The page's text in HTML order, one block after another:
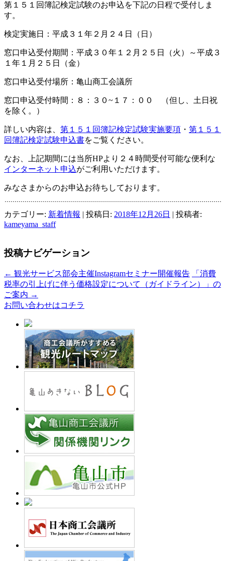
第１５１回簿記検定試験のお申込を下記の日程で受付しま
す。
検定実施日：平成３１年２月２４日（日）
窓口申込受付期間：平成３０年１２月２５日（火）～平成３
１年１月２５日（金）
窓口申込受付場所：亀山商工会議所
窓口申込受付時間：８：３０~１７：００ （但し、土日祝
を除く。）
詳しい内容は、 第１５１回簿記検定試験実施要項 ・ 第１５１
回簿記検定試験申込書をご覧ください。
なお、上記期間には当所HPより２４時間受付可能な便利な
インターネット申込がご利用いただけます。
みなさまからのお申込お待ちしております。
カテゴリー: 新着情報 | 投稿日: 2018年12月26日 | 投稿者:
kameyama_staff
投稿ナビゲーション
← 観光サービス部会主催Instagramセミナー開催報告
「消費
税率の引上げに伴う価格設定について（ガイドライン）」の
ご案内 →
お問い合わせはコチラ